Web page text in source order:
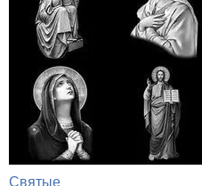
Святые